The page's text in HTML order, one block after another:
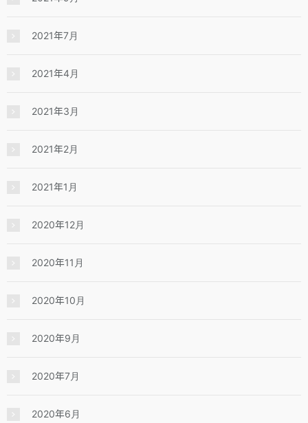
2021年7月
2021年4月
2021年3月
2021年2月
2021年1月
2020年12月
2020年11月
2020年10月
2020年9月
2020年7月
2020年6月